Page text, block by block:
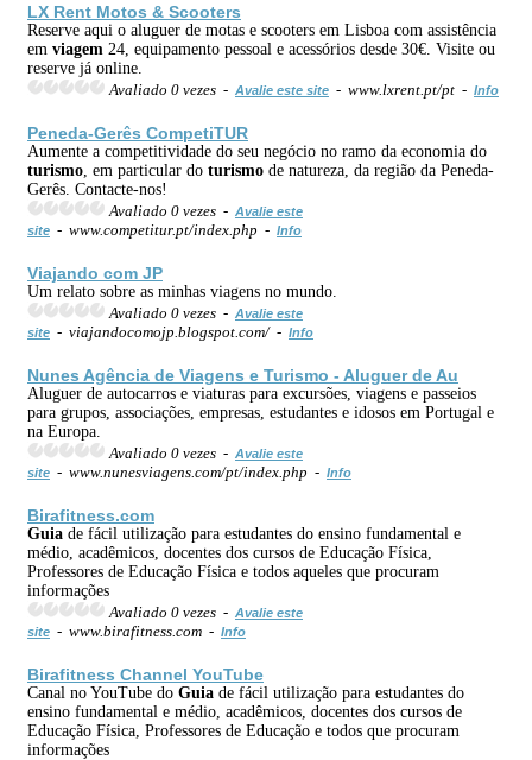
LX Rent Motos & Scooters
Reserve aqui o aluguer de motas e scooters em Lisboa com assistência
em viagem 24, equipamento pessoal e acessórios desde 30€. Visite ou
reserve já online.
Avaliado 0 vezes - Avalie este site - www.lxrent.pt/pt - Info
Peneda-Gerês CompetiTUR
Aumente a competitividade do seu negócio no ramo da economia do
turismo , em particular do turismo de natureza, da região da Peneda-
Gerês. Contacte-nos!
Avaliado 0 vezes - Avalie este
site - www.competitur.pt/index.php - Info
Viajando com JP
Um relato sobre as minhas viagens no mundo.
Avaliado 0 vezes - Avalie este
site - viajandocomojp.blogspot.com/ - Info
Nunes Agência de Viagens e Turismo - Aluguer de Au
Aluguer de autocarros e viaturas para excursões, viagens e passeios
para grupos, associações, empresas, estudantes e idosos em Portugal e
na Europa.
Avaliado 0 vezes - Avalie este
site - www.nunesviagens.com/pt/index.php - Info
Birafitness.com
Guia de fácil utilização para estudantes do ensino fundamental e
médio, acadêmicos, docentes dos cursos de Educação Física,
Professores de Educação Física e todos aqueles que procuram
informações
Avaliado 0 vezes - Avalie este
site - www.birafitness.com - Info
Birafitness Channel YouTube
Canal no YouTube do Guia de fácil utilização para estudantes do
ensino fundamental e médio, acadêmicos, docentes dos cursos de
Educação Física, Professores de Educação e todos que procuram
informações